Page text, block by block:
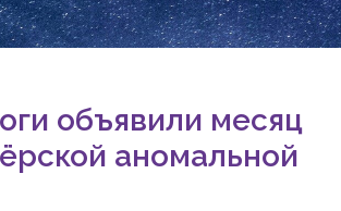
объявили месяц
аномальной